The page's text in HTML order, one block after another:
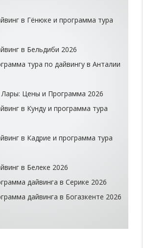
в Гёнюке и программа тура
в Бельдиби 2026
тура по дайвингу в Анталии
Лары: Цены и Программа 2026
в Кунду и программа тура
в Кадрие и программа тура
в Белеке 2026
дайвинга в Серике 2026
дайвинга в Богазкенте 2026